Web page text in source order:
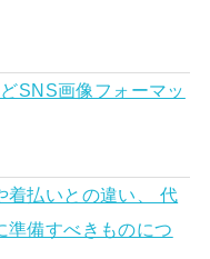
SNS画像フォーマッ
着払いとの違い、 代
準備すべきものにつ